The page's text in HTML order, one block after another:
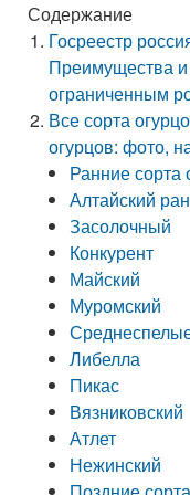
Содержание
Госреестр
Преимущества и
ограниченным
Все сорта
огурцов: фото,
Ранние сорта
Алтайский
Засолочный
Конкурент
Майский
Муромский
Либелла
Пикас
Вязниковский
Атлет
Нежинский